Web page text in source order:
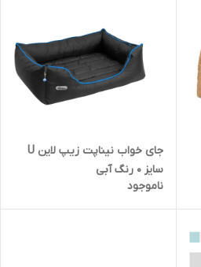
جای خواب نیناپت زیپ لاین U
سایز 0 رنگ آبی
ناموجود